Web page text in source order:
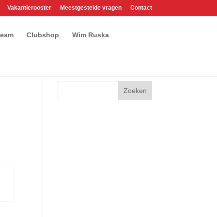
Vakantierooster Meestgestelde vragen Contact
Clubshop Wim Ruska